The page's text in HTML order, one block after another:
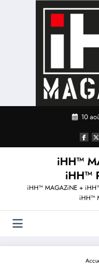
10
iHH™
iHH™
iHH™ MAGAZiNE +
iHH™